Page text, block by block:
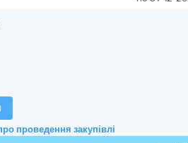
проведення закупівлі